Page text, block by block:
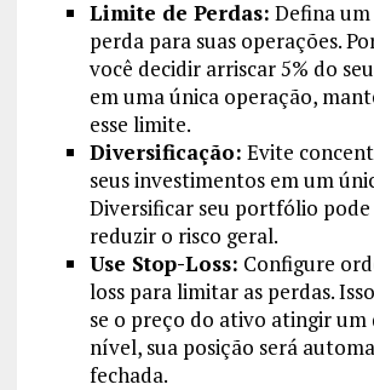
Limite de Perdas: Defina
perda para suas operações.
você decidir arriscar 5% do
em uma única operação,
esse limite.
Diversificação: Evite
seus investimentos em um
Diversificar seu portfólio
reduzir o risco geral.
Use Stop-Loss: Configure
loss para limitar as perdas.
se o preço do ativo atingir
nível, sua posição será
fechada.